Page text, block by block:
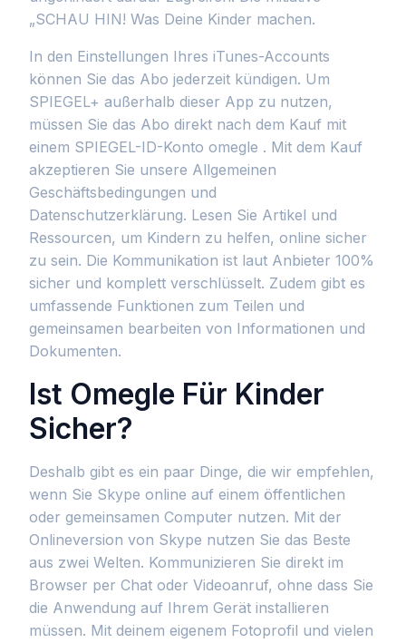
„SCHAU HIN! Was Deine Kinder machen.
In den Einstellungen Ihres iTunes-Accounts
können Sie das Abo jederzeit kündigen. Um
SPIEGEL+ außerhalb dieser App zu nutzen,
müssen Sie das Abo direkt nach dem Kauf mit
einem SPIEGEL-ID-Konto omegle . Mit dem Kauf
akzeptieren Sie unsere Allgemeinen
Geschäftsbedingungen und
Datenschutzerklärung. Lesen Sie Artikel und
Ressourcen, um Kindern zu helfen, online sicher
zu sein. Die Kommunikation ist laut Anbieter 100%
sicher und komplett verschlüsselt. Zudem gibt es
umfassende Funktionen zum Teilen und
gemeinsamen bearbeiten von Informationen und
Dokumenten.
Ist Omegle Für Kinder
Sicher?
Deshalb gibt es ein paar Dinge, die wir empfehlen,
wenn Sie Skype online auf einem öffentlichen
oder gemeinsamen Computer nutzen. Mit der
Onlineversion von Skype nutzen Sie das Beste
aus zwei Welten. Kommunizieren Sie direkt im
Browser per Chat oder Videoanruf, ohne dass Sie
die Anwendung auf Ihrem Gerät installieren
müssen. Mit deinem eigenem Fotoprofil und vielen